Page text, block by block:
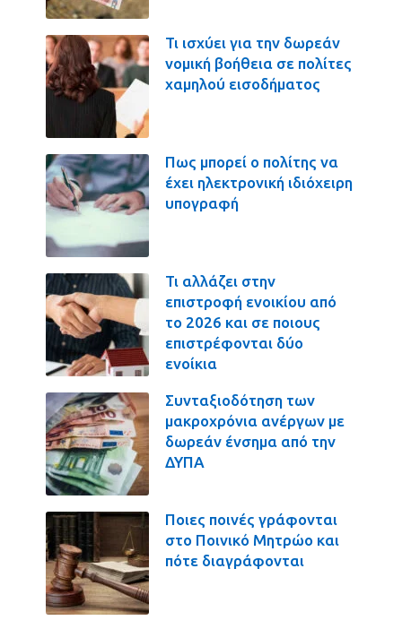
Τι ισχύει για την δωρεάν
νομική βοήθεια σε πολίτες
χαμηλού εισοδήματος
Πως μπορεί ο πολίτης να
έχει ηλεκτρονική ιδιόχειρη
υπογραφή
Τι αλλάζει στην
επιστροφή ενοικίου από
το 2026 και σε ποιους
επιστρέφονται δύο
ενοίκια
Συνταξιοδότηση των
μακροχρόνια ανέργων με
δωρεάν ένσημα από την
ΔΥΠΑ
Ποιες ποινές γράφονται
στο Ποινικό Μητρώο και
πότε διαγράφονται